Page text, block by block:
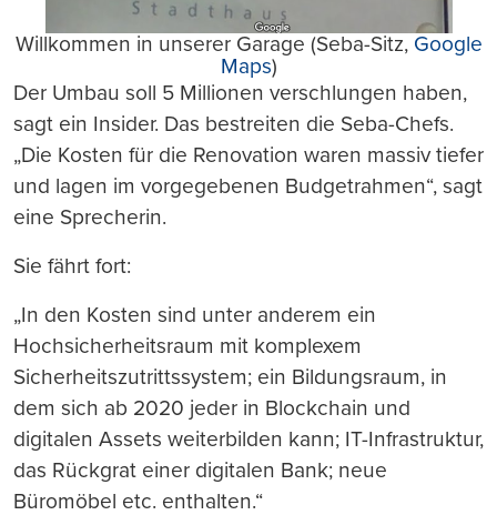
Willkommen in unserer Garage (Seba-Sitz, Google
Maps)
Der Umbau soll 5 Millionen verschlungen haben,
sagt ein Insider. Das bestreiten die Seba-Chefs.
„Die Kosten für die Renovation waren massiv tiefer
und lagen im vorgegebenen Budgetrahmen“, sagt
eine Sprecherin.
Sie fährt fort:
„In den Kosten sind unter anderem ein
Hochsicherheitsraum mit komplexem
Sicherheitszutrittssystem; ein Bildungsraum, in
dem sich ab 2020 jeder in Blockchain und
digitalen Assets weiterbilden kann; IT-Infrastruktur,
das Rückgrat einer digitalen Bank; neue
Büromöbel etc. enthalten.“